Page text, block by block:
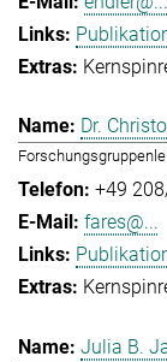
Dr.
+49
fares@...
Julia B.